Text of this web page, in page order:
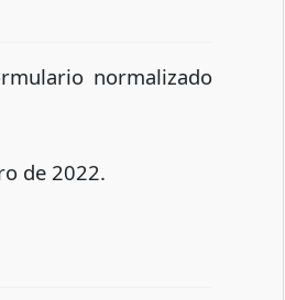
normalizado
de 2022.